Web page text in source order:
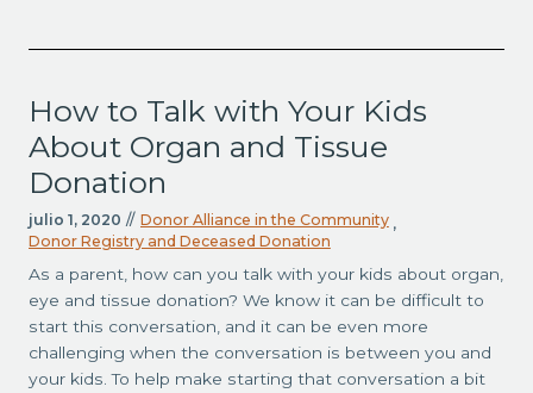
How to Talk with Your Kids
About Organ and Tissue
Donation
julio 1, 2020 // Donor Alliance in the Community ,
Donor Registry and Deceased Donation
As a parent, how can you talk with your kids about organ,
eye and tissue donation? We know it can be difficult to
start this conversation, and it can be even more
challenging when the conversation is between you and
your kids. To help make starting that conversation a bit